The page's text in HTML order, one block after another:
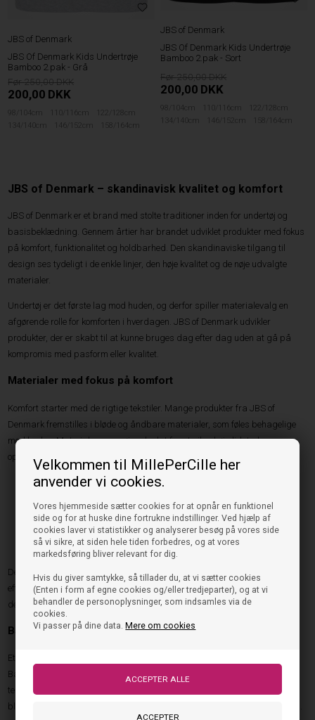
Velkommen til MillePerCille her
anvender vi cookies.
Vores hjemmeside sætter cookies for at opnår en funktionel
side og for at huske dine fortrukne indstillinger. Ved hjælp af
cookies laver vi statistikker og analyserer besøg på vores side
så vi sikre, at siden hele tiden forbedres, og at vores
markedsføring bliver relevant for dig.
Hvis du giver samtykke, så tillader du, at vi sætter cookies
(Enten i form af egne cookies og/eller tredjeparter), og at vi
behandler de personoplysninger, som indsamles via de
cookies.
Vi passer på dine data. Mere om cookies
JBS of Denmark
JBS Of Denmark Kids Undertrøje
Bamboo 2.pak - Grå
250,00
200,00 DKK
98/104cm 110/116cm
122/128cm
134/140cm
146/152cm 158/164cm
JBS of Denmark
JBS Of Denmark Kids Undertrøje
Bamboo 2.pak - Sort
250,00
200,00 DKK
98/104cm 110/116cm
122/128cm
134/140cm
146/152cm 158/164cm
JBS of Denmark – skandinavisk kvalitet og komfort
JBS of Denmark er et brand med stolte traditioner inden for undertøj og
basisbeklædning. Gennem årtier har brandet udviklet produkter med fokus
på komfort, funktionalitet og holdbarhed. Den skandinaviske tilgang til
design ses tydeligt i de enkle linjer, den høje kvalitet og de nøje udvalgte
materialer.
Undertøj er det første lag mod huden, og derfor spiller materialevalg en
afgørende rolle for komforten i hverdagen. JBS of Denmark udvikler
produkter, der er skabt til at kunne bruges dag efter dag uden at gå på
kompromis med pasform eller kvalitet.
Materialer med fokus på komfort
Komfort starter med de rigtige tekstiler. Mange produkter fra JBS of
Denmark fremstilles i bløde og åndbare materialer, som føles behagelige
mod huden. Materialerne er nøje udvalgt for at sikre høj slidstyrke og
optimal komfort gennem hele dagen.
Bløde fibre med høj komfort
Fleksible pasformer med bevægelsesfrihed
Holdbare tekstiler med lang levetid
Tidløst design til hverdagsbrug
Den høje kvalitet sikrer, at produkterne holder deres form og funktion – selv
efter mange vaske. Det gør JBS of Denmark til et oplagt valg for familier,
der ønsker holdbare basisprodukter.
Bambus – et moderne materiale med mange fordele
Et af de mest populære materialer i moderne undertøj er bambus.
Bambusfibre er kendt for deres blødhed, åndbarhed og
temperaturregulerende egenskaber. Derfor er JBS - Undertrøjer bambus
blevet et populært valg blandt dem, der ønsker ekstra komfort i hverdagen.